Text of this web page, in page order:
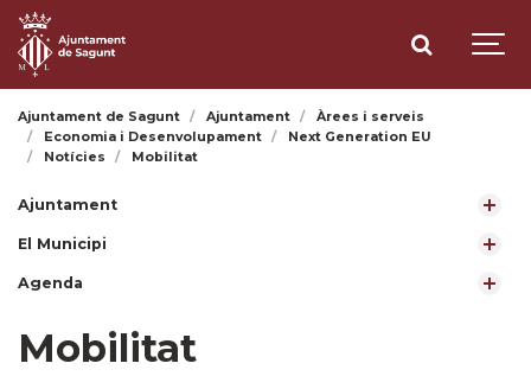
Ajuntament de Sagunt Ajuntament
Àrees i serveis
Economia i Desenvolupament
Next Generation EU
Notícies
Mobilitat
Ajuntament
El Municipi
Agenda
Mobilitat